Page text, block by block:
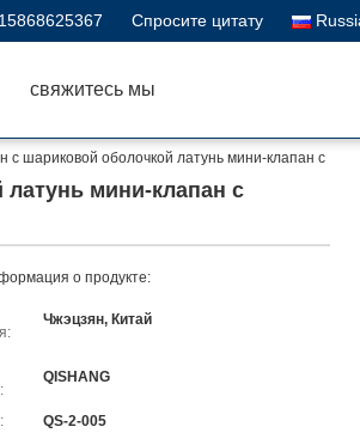
Спросите цитату
свяжитесь мы
шариковой оболочкой латунь мини-клапан с
мини-клапан с
о продукте:
Чжэцзян, Китай
QISHANG
QS-2-005